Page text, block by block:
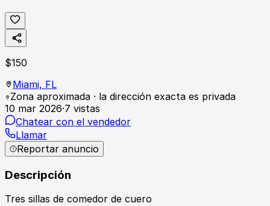
$150
Miami, FL
Zona aproximada · la dirección exacta es privada
10 mar 2026·7 vistas
Chatear con el vendedor
Llamar
Reportar anuncio
Descripción
Tres sillas de comedor de cuero